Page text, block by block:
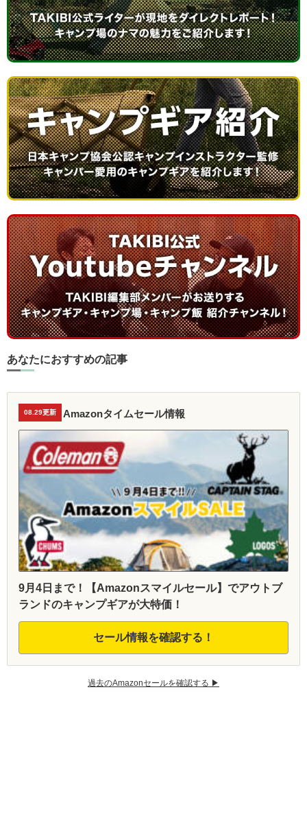
あなたにおすすめの記事
08.29更新 Amazonタイムセール情報
9月4日まで！【Amazonスマイルセール】でアウトブ
ランドのキャンプギアが大特価！
セール情報を確認する！
過去のAmazonセールを確認する ▶︎